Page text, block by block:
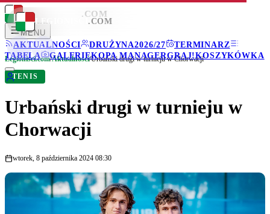
LEGIONISCI .COM
MENU
AKTUALNOŚCI
DRUŻYNA2026/27
TERMINARZ
TABELA
GALERIEKOPA MANAGERGRAJ!KOSZYKÓWKA
LEGIONISCI .COM
Legionisci.com/Aktualności/Urbański drugi w turnieju w Chorwacji
TENIS
Urbański drugi w turnieju w
Chorwacji
wtorek, 8 października 2024 08:30